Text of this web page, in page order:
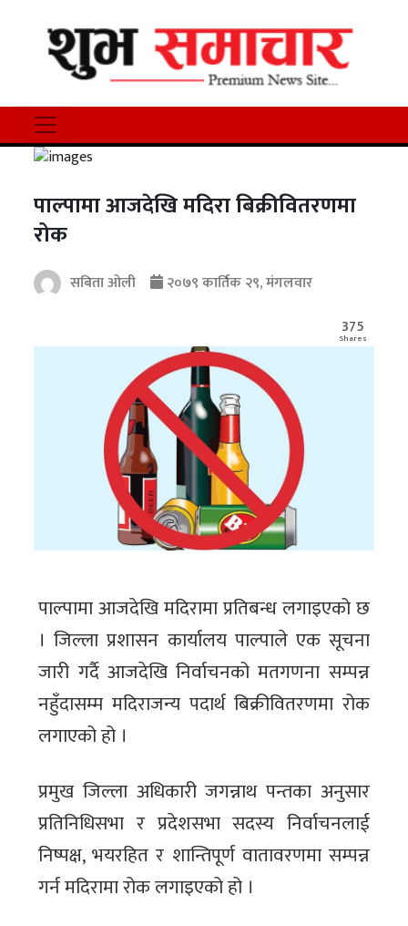
पाल्पामा आजदेखि मदिरा बिक्रीवितरणमा
रोक
सबिता ओली
२०७९ कार्तिक २९, मंगलवार
375
Shares
पाल्पामा आजदेखि मदिरामा प्रतिबन्ध लगाइएको छ
। जिल्ला प्रशासन कार्यालय पाल्पाले एक सूचना
जारी गर्दै आजदेखि निर्वाचनको मतगणना सम्पन्न
नहुँदासम्म मदिराजन्य पदार्थ बिक्रीवितरणमा रोक
लगाएको हो ।
प्रमुख जिल्ला अधिकारी जगन्नाथ पन्तका अनुसार
प्रतिनिधिसभा र प्रदेशसभा सदस्य निर्वाचनलाई
निष्पक्ष, भयरहित र शान्तिपूर्ण वातावरणमा सम्पन्न
गर्न मदिरामा रोक लगाइएको हो ।